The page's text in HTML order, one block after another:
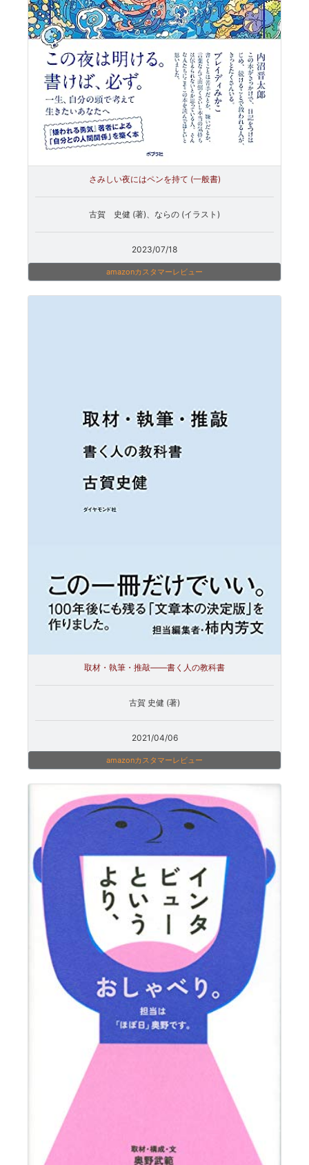
さみしい夜にはペンを持て (一般書)
古賀 史健 (著)、ならの (イラスト)
2023/07/18
amazonカスタマーレビュー
取材・執筆・推敲――書く人の教科書
古賀 史健 (著)
2021/04/06
amazonカスタマーレビュー